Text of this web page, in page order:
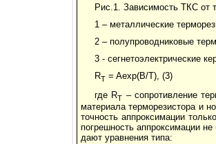
Рис.1. Зависимость ТКС от
1 – металлические
2 – полупроводниковые
3 - сегнетоэлектрические
RT = Aexp(B/T), (3)
где RT – сопротивление
материала терморезистора и
точность аппрокси­мации
погрешность аппроксимации
дают уравнения типа: